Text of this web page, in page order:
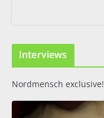
Interviews
Nordmensch exclusive!